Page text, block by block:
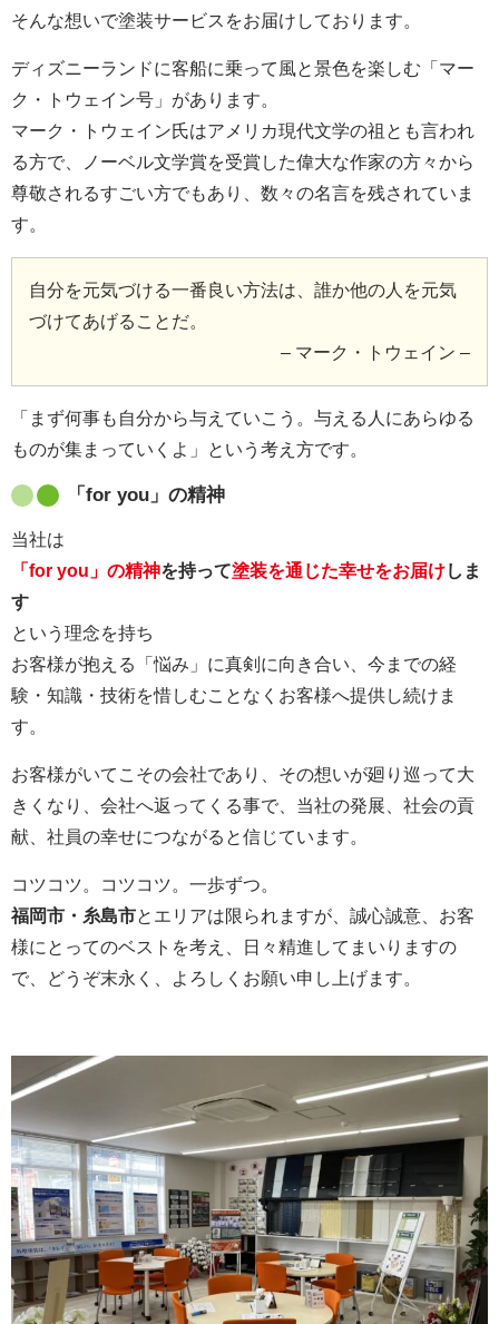
そんな想いで塗装サービスをお届けしております。
ディズニーランドに客船に乗って風と景色を楽しむ「マー
ク・トウェイン号」があります。
マーク・トウェイン氏はアメリカ現代文学の祖とも言われ
る方で、ノーベル文学賞を受賞した偉大な作家の方々から
尊敬されるすごい方でもあり、数々の名言を残されていま
す。
自分を元気づける一番良い方法は、誰か他の人を元気
づけてあげることだ。
– マーク・トウェイン –
「まず何事も自分から与えていこう。与える人にあらゆる
ものが集まっていくよ」という考え方です。
「for you」の精神
当社は
「for you」の精神を持って塗装を通じた幸せをお届けしま
す
という理念を持ち
お客様が抱える「悩み」に真剣に向き合い、今までの経
験・知識・技術を惜しむことなくお客様へ提供し続けま
す。
お客様がいてこその会社であり、その想いが廻り巡って大
きくなり、会社へ返ってくる事で、当社の発展、社会の貢
献、社員の幸せにつながると信じています。
コツコツ。コツコツ。一歩ずつ。
福岡市・糸島市とエリアは限られますが、誠心誠意、お客
様にとってのベストを考え、日々精進してまいりますの
で、どうぞ末永く、よろしくお願い申し上げます。